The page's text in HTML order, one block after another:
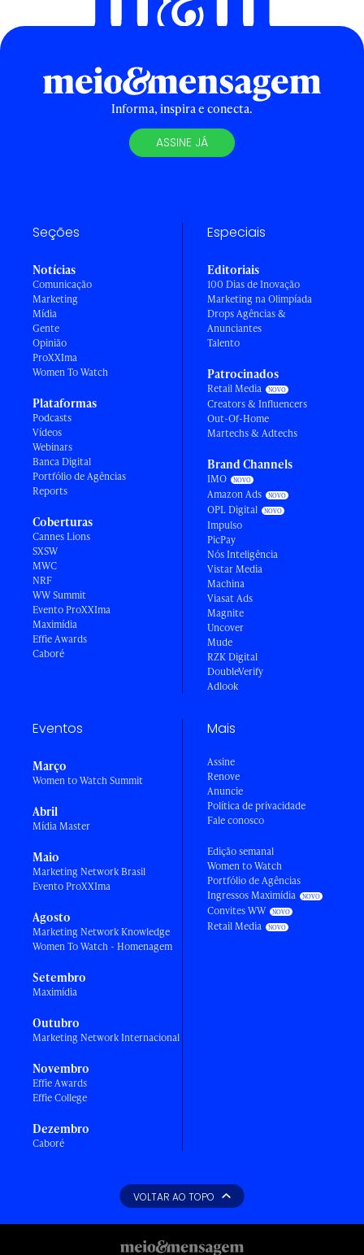
Informa, inspira e conecta.
ASSINE JÁ
Seções
Notícias
Comunicação
Marketing
Mídia
Gente
Opinião
ProXXIma
Women To Watch
Plataformas
Podcasts
Vídeos
Webinars
Banca Digital
Portfólio de Agências
Reports
Coberturas
Cannes Lions
SXSW
MWC
NRF
WW Summit
Evento ProXXIma
Maximídia
Effie Awards
Caboré
Especiais
Editoriais
100 Dias de Inovação
Marketing na Olimpíada
Drops Agências &
Anunciantes
Talento
Patrocinados
Retail Media
Creators & Influencers
Out-Of-Home
Martechs & Adtechs
Brand Channels
IMO
Amazon Ads
OPL Digital
Impulso
PicPay
Nós Inteligência
Vistar Media
Machina
Viasat Ads
Magnite
Uncover
Mude
RZK Digital
DoubleVerify
Adlook
Eventos
Março
Women to Watch Summit
Abril
Mídia Master
Maio
Marketing Network Brasil
Evento ProXXIma
Agosto
Marketing Network Knowledge
Women To Watch - Homenagem
Setembro
Maximídia
Outubro
Marketing Network Internacional
Novembro
Effie Awards
Effie College
Dezembro
Caboré
Mais
Assine
Renove
Anuncie
Política de privacidade
Fale conosco
Edição semanal
Women to Watch
Portfólio de Agências
Ingressos Maximídia
Convites WW
Retail Media
VOLTAR AO TOPO